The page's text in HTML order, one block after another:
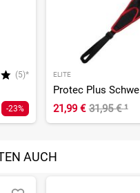
(5)*
-23%
ELITE
Protec Plus
21,99 € 31,95 €¹
AUCH